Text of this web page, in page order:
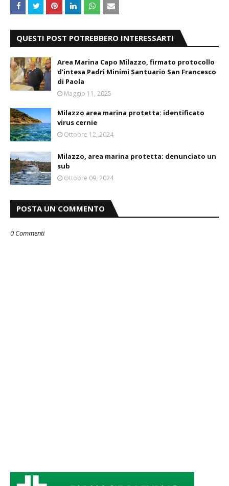
QUESTI POST POTREBBERO INTERESSARTI
Area Marina Capo Milazzo, firmato protocollo
d’intesa Padri Minimi Santuario San Francesco
di Paola
Maggio 11, 2025
Milazzo area marina protetta: identificato
virus cernie
Ottobre 12, 2024
Milazzo, area marina protetta: denunciato un
sub
Ottobre 09, 2024
POSTA UN COMMENTO
0 Commenti